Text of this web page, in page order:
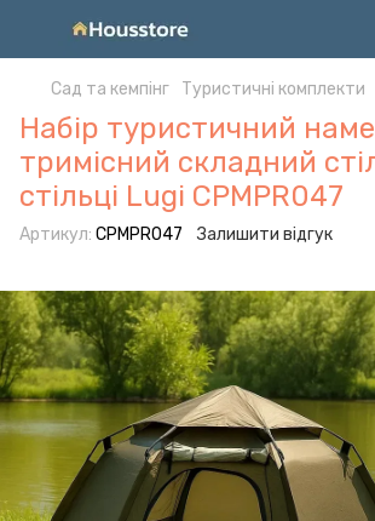
Сад та кемпінг Туристичні комплекти
Набір туристичний
тримісний складний
стільці Lugi CPMPR047
Артикул: CPMPR047 Залишити відгук